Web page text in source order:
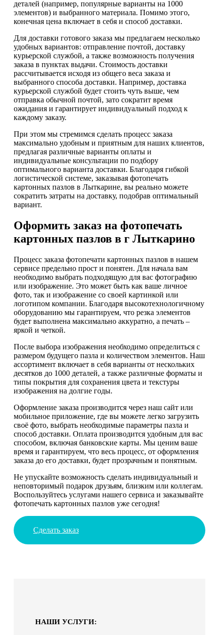
деталей (например, популярные варианты на 1000
элементов) и выбранного материала. Помимо этого,
конечная цена включает в себя и способ доставки.
Для доставки готового заказа мы предлагаем несколько
удобных вариантов: отправление почтой, доставку
курьерской службой, а также возможность получения
заказа в пунктах выдачи. Стоимость доставки
рассчитывается исходя из общего веса заказа и
выбранного способа доставки. Например, доставка
курьерской службой будет стоить чуть выше, чем
отправка обычной почтой, зато сократит время
ожидания и гарантирует индивидуальный подход к
каждому заказу.
При этом мы стремимся сделать процесс заказа
максимально удобным и приятным для наших клиентов,
предлагая различные варианты оплаты и
индивидуальные консультации по подбору
оптимального варианта доставки. Благодаря гибкой
логистической системе, заказывая фотопечать
картонных пазлов в Лыткарине, вы реально можете
сократить затраты на доставку, подобрав оптимальный
вариант.
Оформить заказ на фотопечать
картонных пазлов в г Лыткарино
Процесс заказа фотопечати картонных пазлов в нашем
сервисе предельно прост и понятен. Для начала вам
необходимо выбрать подходящую для вас фотографию
или изображение. Это может быть как ваше личное
фото, так и изображение со своей картинкой или
логотипом компании. Благодаря высокотехнологичному
оборудованию мы гарантируем, что резка элементов
будет выполнена максимально аккуратно, а печать –
яркой и четкой.
После выбора изображения необходимо определиться с
размером будущего пазла и количеством элементов. Наш
ассортимент включает в себя варианты от нескольких
десятков до 1000 деталей, а также различные форматы и
типы покрытия для сохранения цвета и текстуры
изображения на долгие годы.
Оформление заказа производится через наш сайт или
мобильное приложение, где вы можете легко загрузить
своё фото, выбрать необходимые параметры пазла и
способ доставки. Оплата производится удобным для вас
способом, включая банковские карты. Мы ценим ваше
время и гарантируем, что весь процесс, от оформления
заказа до его доставки, будет прозрачным и понятным.
Не упускайте возможность сделать индивидуальный и
неповторимый подарок друзьям, близким или коллегам.
Воспользуйтесь услугами нашего сервиса и заказывайте
фотопечать картонных пазлов уже сегодня!
Сделать заказ
НАШИ УСЛУГИ: